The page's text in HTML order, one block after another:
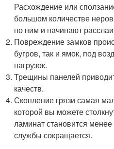
Расхождение или
большом количестве
по ним и начинают
Повреждение замков
бугров, так и ямок, под
нагрузок.
Трещины панелей
качеств.
Скопление грязи самая
которой вы можете
ламинат становится
службы сокращается.